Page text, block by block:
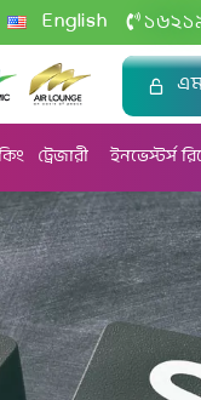
English
ট্রেজারী ইনভেস্টর্স